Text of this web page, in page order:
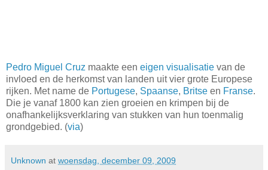
Pedro Miguel Cruz maakte een eigen visualisatie van de
invloed en de herkomst van landen uit vier grote Europese
rijken. Met name de Portugese, Spaanse, Britse en Franse.
Die je vanaf 1800 kan zien groeien en krimpen bij de
onafhankelijksverklaring van stukken van hun toenmalig
grondgebied. (via)
Unknown at woensdag, december 09, 2009